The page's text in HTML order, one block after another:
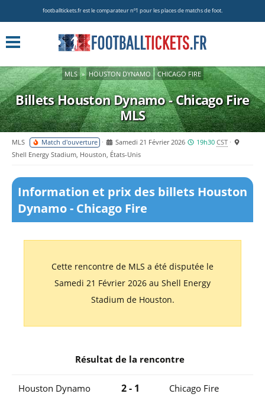
footballtickets.fr est le comparateur nº1 pour les places de matchs de foot.
MLS » HOUSTON DYNAMO CHICAGO FIRE
Billets Houston Dynamo - Chicago Fire
MLS
MLS Match d'ouverture Samedi 21 Février 2026 19h30 CST
Shell Energy Stadium, Houston, États-Unis
Information et prix des billets Houston
Dynamo - Chicago Fire
Cette rencontre de MLS a été disputée le
Samedi 21 Février 2026 au Shell Energy
Stadium de Houston.
Résultat de la rencontre
Houston Dynamo 2 - 1 Chicago Fire